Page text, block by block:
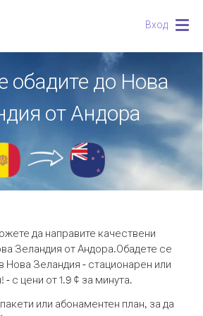
Вход
обадите до Нова
от Андора
да направите качествени
Зеландия от Андора.Обадете се
Нова Зеландия - стационарен или
- с цени от 1.9 ¢ за минута.
или абонаментен план, за да